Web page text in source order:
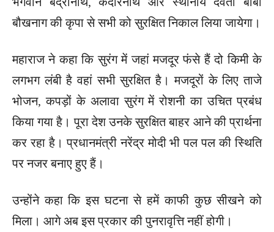
बौखनाग की कृपा से सभी को सुरक्षित निकाल लिया जायेगा।
महाराज ने कहा कि सुरंग में जहां मजदूर फंसे हैं दो किमी के
लगभग लंबी है वहां सभी सुरक्षित है। मजदूरों के लिए ताजे
भोजन, कपड़ों के अलावा सुरंग में रोशनी का उचित प्रबंध
किया गया है। पूरा देश उनके सुरक्षित बाहर आने की प्रार्थना
कर रहा है। प्रधानमंत्री नरेंद्र मोदी भी पल पल की स्थिति
पर नजर बनाए हुए हैं।
उन्होंने कहा कि इस घटना से हमें काफी कुछ सीखने को
मिला। आगे अब इस प्रकार की पुनरावृत्ति नहीं होगी।